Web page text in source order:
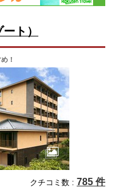
ト）
！
クチコミ数 : 785 件